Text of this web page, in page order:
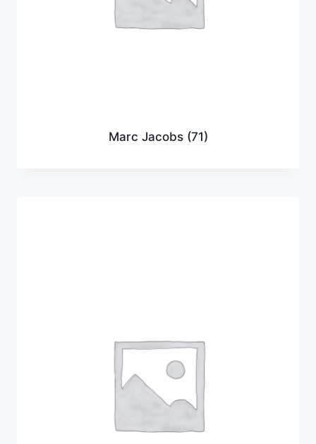
Marc Jacobs (71)